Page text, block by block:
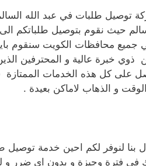
توصيل طلبات في عبد الله
حيث نقوم بتوصيل طلباتكم
جميع محافظات الكويت سنقوم
ذوي خبرة عالية و المحترفين
على كل هذه الخدمات الممتازة
الوقت و الذهاب لاماكن بعيدة .
بنا لنوفر لكم احين خدمة
فترة وجيزة و بدون اي ضرر و